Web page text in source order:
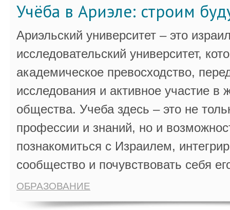
Учёба в Ариэле: строим
Ариэльский университет – это
исследовательский университет,
академическое превосходство,
исследования и активное участие в
общества. Учеба здесь – это не
профессии и знаний, но и
познакомиться с Израилем,
сообщество и почувствовать себя
ОБРАЗОВАНИЕ